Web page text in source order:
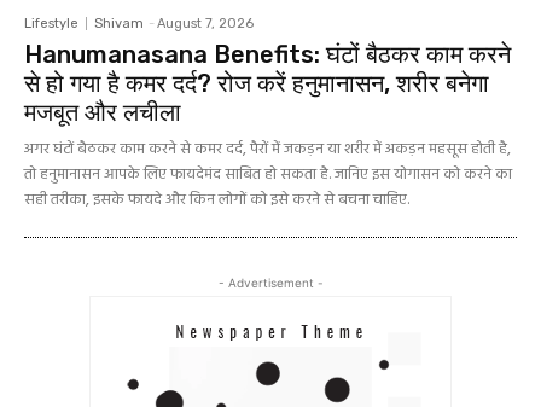
Lifestyle Shivam - August 7, 2026
Hanumanasana Benefits: घंटों बैठकर काम करने
से हो गया है कमर दर्द? रोज करें हनुमानासन, शरीर बनेगा
मजबूत और लचीला
अगर घंटों बैठकर काम करने से कमर दर्द, पैरों में जकड़न या शरीर में अकड़न महसूस होती है,
तो हनुमानासन आपके लिए फायदेमंद साबित हो सकता है. जानिए इस योगासन को करने का
सही तरीका, इसके फायदे और किन लोगों को इसे करने से बचना चाहिए.
- Advertisement -